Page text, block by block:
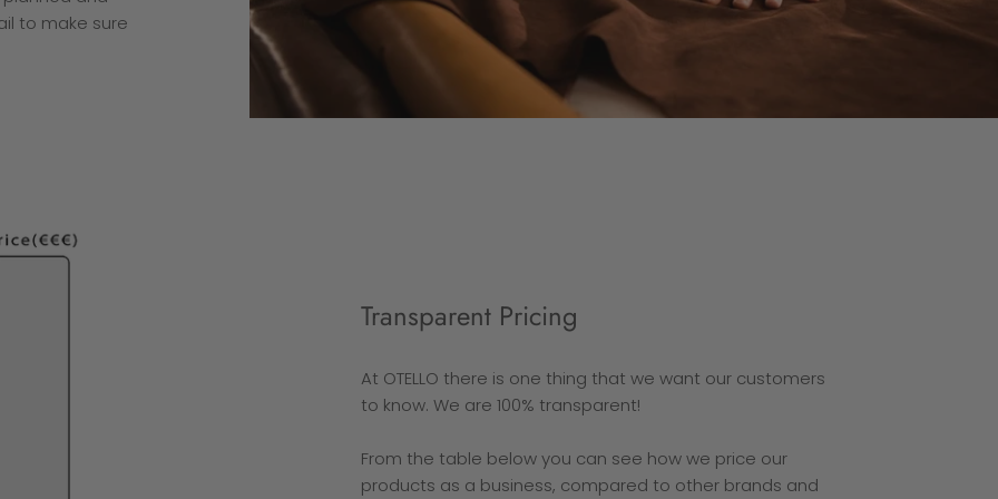
to make sure
Transparent Pricing
At OTELLO there is one thing that we want our customers
to know. We are 100% transparent!
From the table below you can see how we price our
products as a business, compared to other brands and